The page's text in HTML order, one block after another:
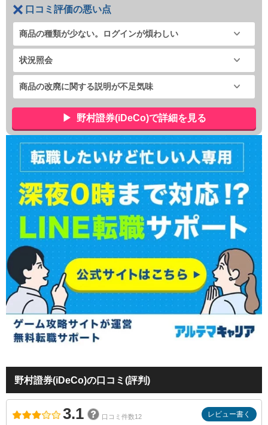
口コミ評価の悪い点
商品の種類が少ない。ログインが煩わしい
状況照会
商品の改廃に関する説明が不足気味
野村證券(iDeCo)で詳細を見る
野村證券(iDeCo)の口コミ(評判)
3.1 口コミ件数12 レビュー書く